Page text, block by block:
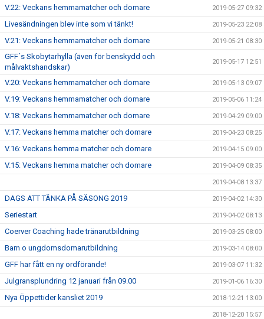
V.22: Veckans hemmamatcher och domare 2019-05-27 09:32
Livesändningen blev inte som vi tänkt! 2019-05-23 22:08
V.21: Veckans hemmamatcher och domare 2019-05-21 08:30
GFF´s Skobytarhylla (även för benskydd och
målvaktshandskar)
2019-05-17 12:51
V.20: Veckans hemmamatcher och domare 2019-05-13 09:07
V.19: Veckans hemmamatcher och domare 2019-05-06 11:24
V.18: Veckans hemmamatcher och domare 2019-04-29 09:00
V.17: Veckans hemma matcher och domare 2019-04-23 08:25
V.16: Veckans hemma matcher och domare 2019-04-15 09:00
V.15: Veckans hemma matcher och domare 2019-04-09 08:35
2019-04-08 13:37
DAGS ATT TÄNKA PÅ SÄSONG 2019 2019-04-02 14:30
Seriestart 2019-04-02 08:13
Coerver Coaching hade tränarutbildning 2019-03-25 08:00
Barn o ungdomsdomarutbildning 2019-03-14 08:00
GFF har fått en ny ordförande! 2019-03-07 11:32
Julgransplundring 12 januari från 09.00 2019-01-06 16:30
Nya Öppettider kansliet 2019 2018-12-21 13:00
2018-12-20 15:57